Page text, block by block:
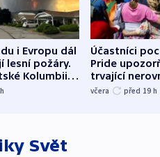
i Evropu dál
lesní požáry.
Kolumbii
tisíce lidí
h
Účastníci
Pride
trvající
včera před 19 h
Svět